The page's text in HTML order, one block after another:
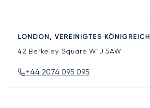
LONDON, VEREINIGTES KÖNIGREICH
42 Berkeley SquareW1J 5AW
+44 2074 095 095